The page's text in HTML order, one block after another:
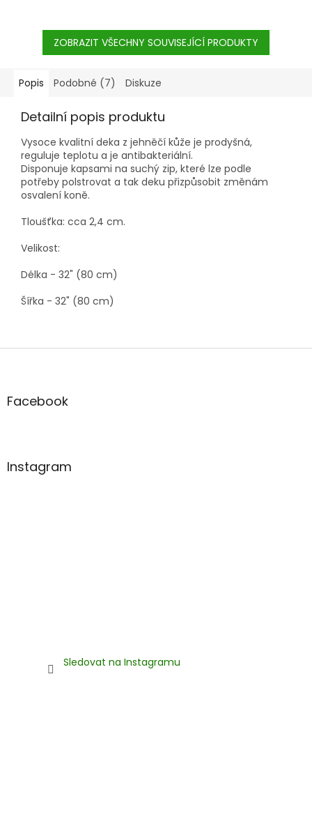
prameny umožňují
neomezenou cirkulaci
vzduchu a zajišťuje šetrný
ZOBRAZIT VŠECHNY SOUVISEJÍCÍ PRODUKTY
Popis Podobné (7) Diskuze
Detailní popis produktu
Vysoce kvalitní deka z jehněčí kůže je prodyšná,
reguluje teplotu a je antibakteriální.
Disponuje kapsami na suchý zip, které lze podle
potřeby polstrovat a tak deku přizpůsobit změnám
osvalení koně.
Tloušťka: cca 2,4 cm.
Velikost:
Délka - 32" (80 cm)
Šířka - 32" (80 cm)
Z
aFacebook
Instagram
Sledovat na Instagramu